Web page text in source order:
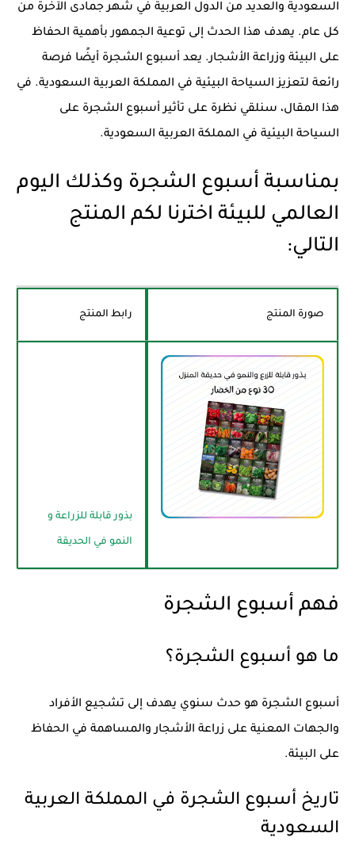
السعودية والعديد من الدول العربية في شهر جمادى الآخرة من
كل عام. يهدف هذا الحدث إلى توعية الجمهور بأهمية الحفاظ
على البيئة وزراعة الأشجار. يعد أسبوع الشجرة أيضًا فرصة
رائعة لتعزيز السياحة البيئية في المملكة العربية السعودية. في
هذا المقال، سنلقي نظرة على تأثير أسبوع الشجرة على
السياحة البيئية في المملكة العربية السعودية.
بمناسبة أسبوع الشجرة وكذلك اليوم
العالمي للبيئة اخترنا لكم المنتج
التالي:
صورة المنتج رابط المنتج
بذور قابلة للزراعة و
النمو في الحديقة
فهم أسبوع الشجرة
ما هو أسبوع الشجرة؟
أسبوع الشجرة هو حدث سنوي يهدف إلى تشجيع الأفراد
والجهات المعنية على زراعة الأشجار والمساهمة في الحفاظ
على البيئة.
تاريخ أسبوع الشجرة في المملكة العربية
السعودية